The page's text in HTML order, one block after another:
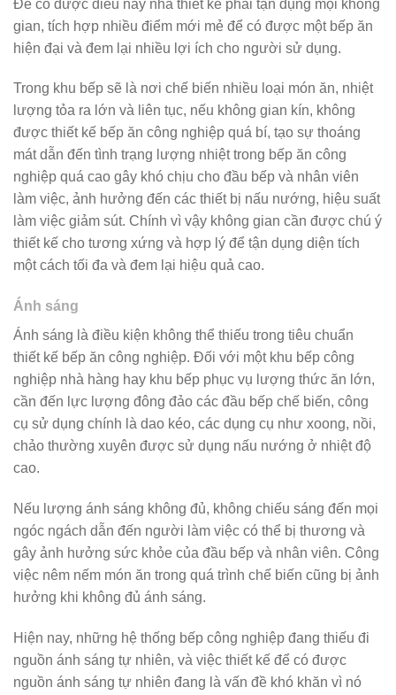
Để có được điều này nhà thiết kế phải tận dụng mọi không
gian, tích hợp nhiều điểm mới mẻ để có được một bếp ăn
hiện đại và đem lại nhiều lợi ích cho người sử dụng.
Trong khu bếp sẽ là nơi chế biến nhiều loại món ăn, nhiệt
lượng tỏa ra lớn và liên tục, nếu không gian kín, không
được thiết kế bếp ăn công nghiệp quá bí, tạo sự thoáng
mát dẫn đến tình trạng lượng nhiệt trong bếp ăn công
nghiệp quá cao gây khó chịu cho đầu bếp và nhân viên
làm việc, ảnh hưởng đến các thiết bị nấu nướng, hiệu suất
làm việc giảm sút. Chính vì vậy không gian cần được chú ý
thiết kế cho tương xứng và hợp lý để tận dụng diện tích
một cách tối đa và đem lại hiệu quả cao.
Ánh sáng
Ánh sáng là điều kiện không thể thiếu trong tiêu chuẩn
thiết kế bếp ăn công nghiệp. Đối với một khu bếp công
nghiệp nhà hàng hay khu bếp phục vụ lượng thức ăn lớn,
cần đến lực lượng đông đảo các đầu bếp chế biến, công
cụ sử dụng chính là dao kéo, các dụng cụ như xoong, nồi,
chảo thường xuyên được sử dụng nấu nướng ở nhiệt độ
cao.
Nếu lượng ánh sáng không đủ, không chiếu sáng đến mọi
ngóc ngách dẫn đến người làm việc có thể bị thương và
gây ảnh hưởng sức khỏe của đầu bếp và nhân viên. Công
việc nêm nếm món ăn trong quá trình chế biến cũng bị ảnh
hưởng khi không đủ ánh sáng.
Hiện nay, những hệ thống bếp công nghiệp đang thiếu đi
nguồn ánh sáng tự nhiên, và việc thiết kế để có được
nguồn ánh sáng tự nhiên đang là vấn đề khó khăn vì nó